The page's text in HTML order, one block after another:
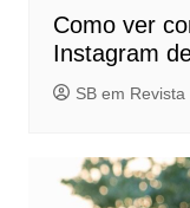
Como ver
Instagram
SB em Revista